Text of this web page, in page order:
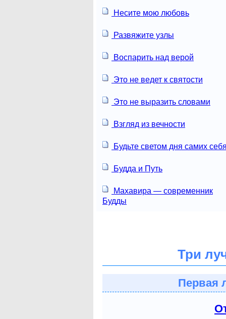
Несите мою любовь
Развяжите узлы
Воспарить над верой
Это не ведет к святости
Это не выразить словами
Взгляд из вечности
Будьте светом дня самих
Будда и Путь
Махавира — современник
Будды
Три
Первая